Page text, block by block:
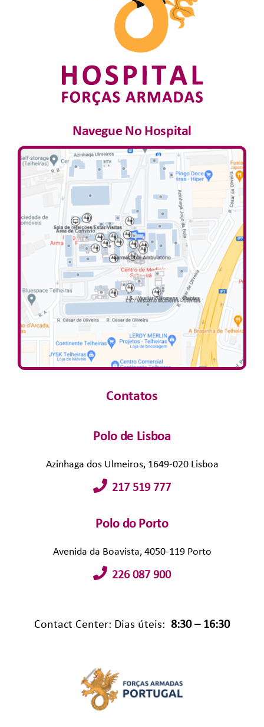
Navegue No Hospital
Contatos
Polo de Lisboa
Azinhaga dos Ulmeiros, 1649-020 Lisboa
217 519 777
Polo do Porto
Avenida da Boavista, 4050-119 Porto
226 087 900
Contact Center: Dias úteis: 8:30 – 16:30